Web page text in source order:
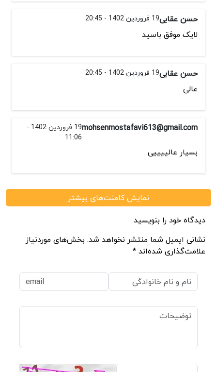
حسن عقابی19 فروردین 1402 - 20:45
لایک موفق باسید
حسن عقابی19 فروردین 1402 - 20:45
عالی
mohsenmostafavi613@gmail.com
19 فروردین 1402 -
11:06
بسیار عالییییی
نمایش کامنت‌های بیشتر
دیدگاه خود را بنویسید
نشانی ایمیل شما منتشر نخواهد شد. بخش‌های موردنیاز
علامت‌گذاری شده‌اند *